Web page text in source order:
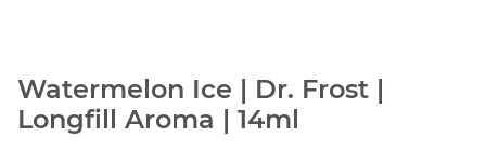
Watermelon Ice | Dr. Frost |
Longfill Aroma | 14ml